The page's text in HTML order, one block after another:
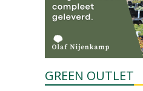
GREEN OUTLET